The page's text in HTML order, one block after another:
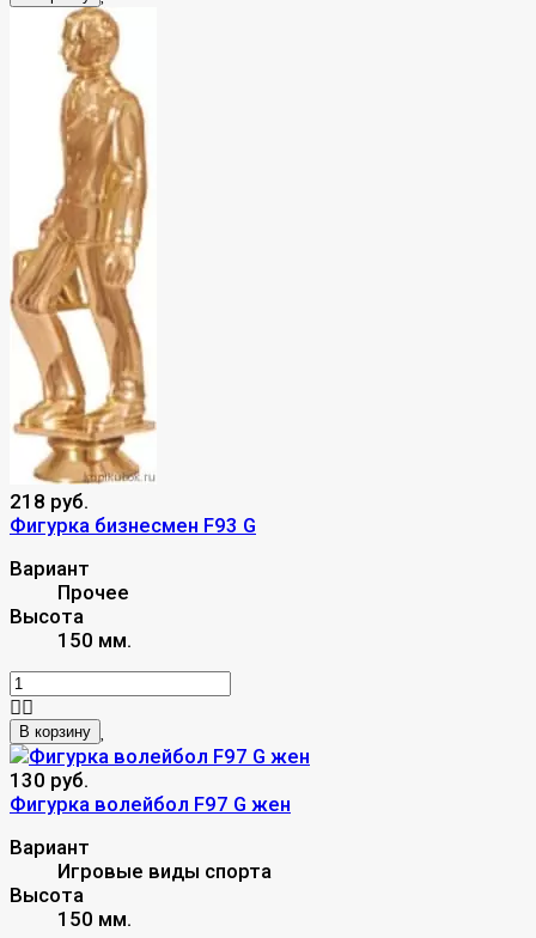
218 руб.
Фигурка бизнесмен F93 G
Вариант
Прочее
Высота
150 мм.
В корзину
130 руб.
Фигурка волейбол F97 G жен
Вариант
Игровые виды спорта
Высота
150 мм.